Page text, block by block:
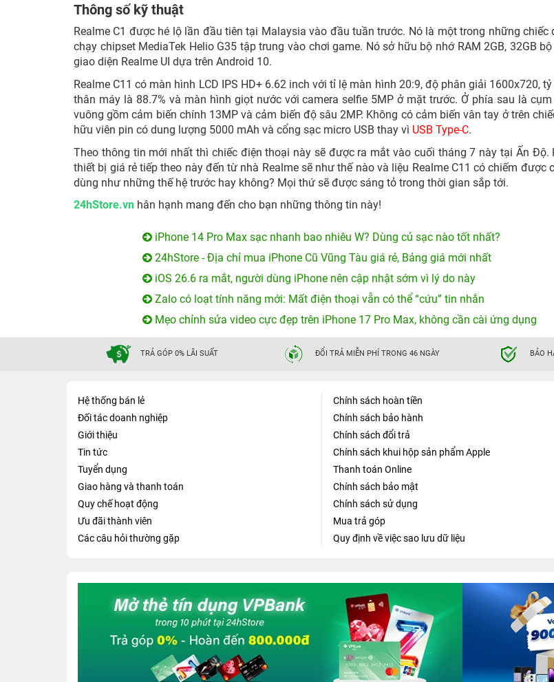
Thông số kỹ thuật
Realme C1 được hé lộ lần đầu tiên tại Malaysia vào đầu tuần trước. Nó là một trong những chiếc
chạy chipset MediaTek Helio G35 tập trung vào chơi game. Nó sở hữu bộ nhớ RAM 2GB, 32GB
giao diện Realme UI dựa trên Android 10.
Realme C11 có màn hình LCD IPS HD+ 6.62 inch với tỉ lệ màn hình 20:9, độ phân giải 1600x720,
thân máy là 88.7% và màn hình giọt nước với camera selfie 5MP ở mặt trước. Ở phía sau là
vuông gồm cảm biến chính 13MP và cảm biến độ sâu 2MP. Không có cảm biến vân tay ở trên
hữu viên pin có dung lượng 5000 mAh và cổng sạc micro USB thay vì USB Type-C.
Theo thông tin mới nhất thì chiếc điện thoại này sẽ được ra mắt vào cuối tháng 7 này tại Ấn Độ.
thiết bị giá rẻ tiếp theo này đến từ nhà Realme sẽ như thế nào và liệu Realme C11 có chiếm được
dùng như những thế hệ trước hay không? Mọi thứ sẽ được sáng tỏ trong thời gian sắp tới.
24hStore.vn hân hạnh mang đến cho bạn những thông tin này!
iPhone 14 Pro Max sạc nhanh bao nhiêu W? Dùng củ sạc nào tốt nhất?
24hStore - Địa chỉ mua iPhone Cũ Vũng Tàu giá rẻ, Bảng giá mới nhất
iOS 26.6 ra mắt, người dùng iPhone nên cập nhật sớm vì lý do này
Zalo có loạt tính năng mới: Mất điện thoại vẫn có thể “cứu” tin nhắn
Mẹo chỉnh sửa video cực đẹp trên iPhone 17 Pro Max, không cần cài ứng dụng
TRẢ GÓP 0% LÃI SUẤT ĐỔI TRẢ MIỄN PHÍ TRONG 46 NGÀY BẢO
Hệ thống bán lẻ
Đối tác doanh nghiệp
Giới thiệu
Tin tức
Tuyển dụng
Giao hàng và thanh toán
Quy chế hoạt động
Ưu đãi thành viên
Các câu hỏi thường gặp
Chính sách hoàn tiền
Chính sách bảo hành
Chính sách đổi trả
Chính sách khui hộp sản phẩm Apple
Thanh toán Online
Chính sách bảo mật
Chính sách sử dụng
Mua trả góp
Quy định về việc sao lưu dữ liệu